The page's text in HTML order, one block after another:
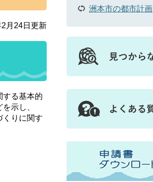
月24日更新
する基本的
示し、
くりに関す
洲本市の都市計画